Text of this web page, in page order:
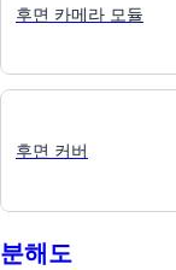
후면 카메라 모듈
후면 커버
분해도